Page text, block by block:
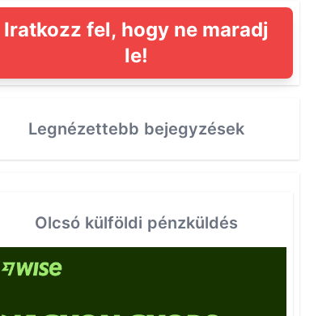
Iratkozz fel, hogy ne maradj
le!
Legnézettebb bejegyzések
Olcsó külföldi pénzküldés